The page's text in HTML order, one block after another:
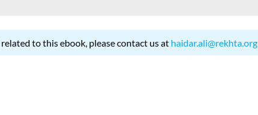
to this ebook, please contact us at haidar.ali@rekhta.org